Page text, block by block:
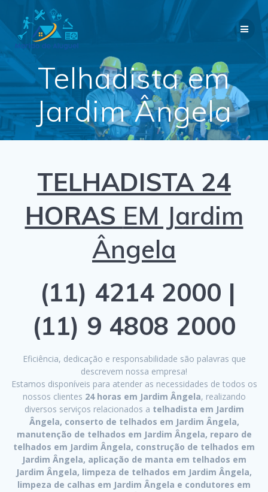
Telhadista em
Jardim Ângela
TELHADISTA 24
HORAS EM Jardim
Ângela
(11) 4214 2000 |
(11) 9 4808 2000
Eficiência, dedicação e responsabilidade são palavras que
descrevem nossa empresa!
Estamos disponíveis para atender as necessidades de todos os
nossos clientes 24 horas em Jardim Ângela, realizando
diversos serviços relacionados a telhadista em Jardim
Ângela, conserto de telhados em Jardim Ângela,
manutenção de telhados em Jardim Ângela, reparo de
telhados em Jardim Ângela, construção de telhados em
Jardim Ângela, aplicação de manta em telhados em
Jardim Ângela, limpeza de telhados em Jardim Ângela,
limpeza de calhas em Jardim Ângela e condutores em